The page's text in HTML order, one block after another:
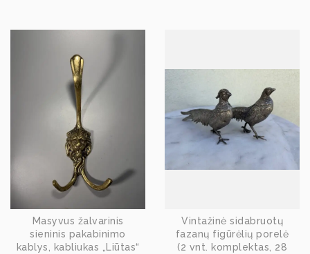
Masyvus žalvarinis
sieninis pakabinimo
kablys, kabliukas „Liūtas“
Vintažinė sidabruotų
fazanų figūrėlių porelė
(2 vnt. komplektas, 28